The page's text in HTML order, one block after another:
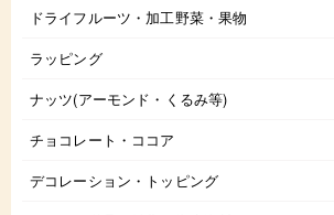
ドライフルーツ・加工野菜・果物
ラッピング
ナッツ(アーモンド・くるみ等)
チョコレート・ココア
デコレーション・トッピング